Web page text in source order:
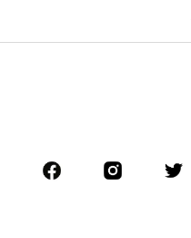
Jupes
Accessoires